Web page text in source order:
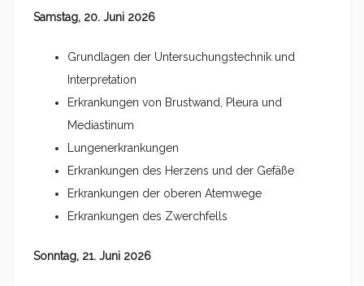
Samstag, 20. Juni 2026
Grundlagen der Untersuchungstechnik und
Interpretation
Erkrankungen von Brustwand, Pleura und
Mediastinum
Lungenerkrankungen
Erkrankungen des Herzens und der Gefäße
Erkrankungen der oberen Atemwege
Erkrankungen des Zwerchfells
Sonntag, 21. Juni 2026